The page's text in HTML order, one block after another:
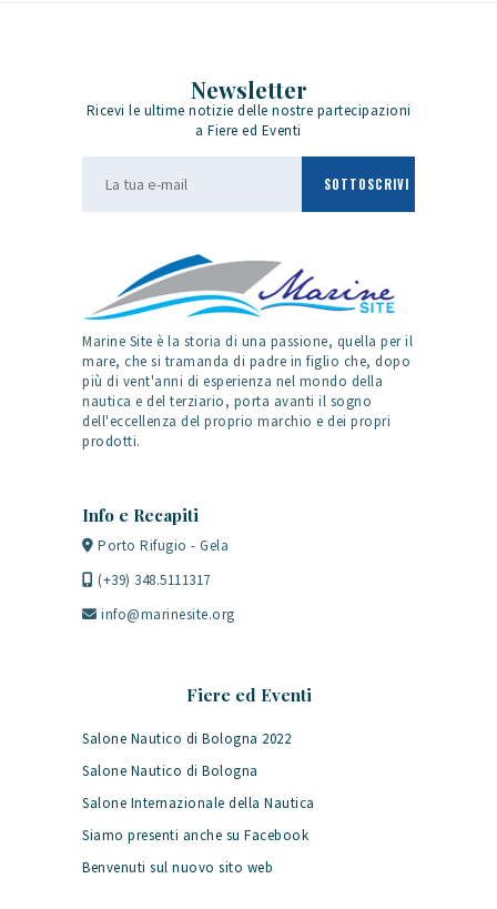
Newsletter
Ricevi le ultime notizie delle nostre partecipazioni
a Fiere ed Eventi
Marine Site è la storia di una passione, quella per il
mare, che si tramanda di padre in figlio che, dopo
più di vent'anni di esperienza nel mondo della
nautica e del terziario, porta avanti il sogno
dell'eccellenza del proprio marchio e dei propri
prodotti.
Info e Recapiti
Porto Rifugio - Gela
(+39) 348.5111317
info@marinesite.org
Fiere ed Eventi
Salone Nautico di Bologna 2022
Salone Nautico di Bologna
Salone Internazionale della Nautica
Siamo presenti anche su Facebook
Benvenuti sul nuovo sito web